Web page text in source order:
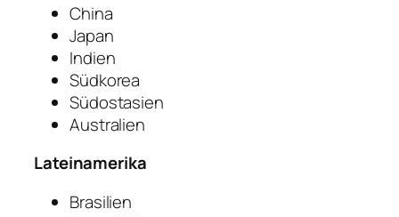
China
Japan
Indien
Südkorea
Südostasien
Australien
Lateinamerika
Brasilien